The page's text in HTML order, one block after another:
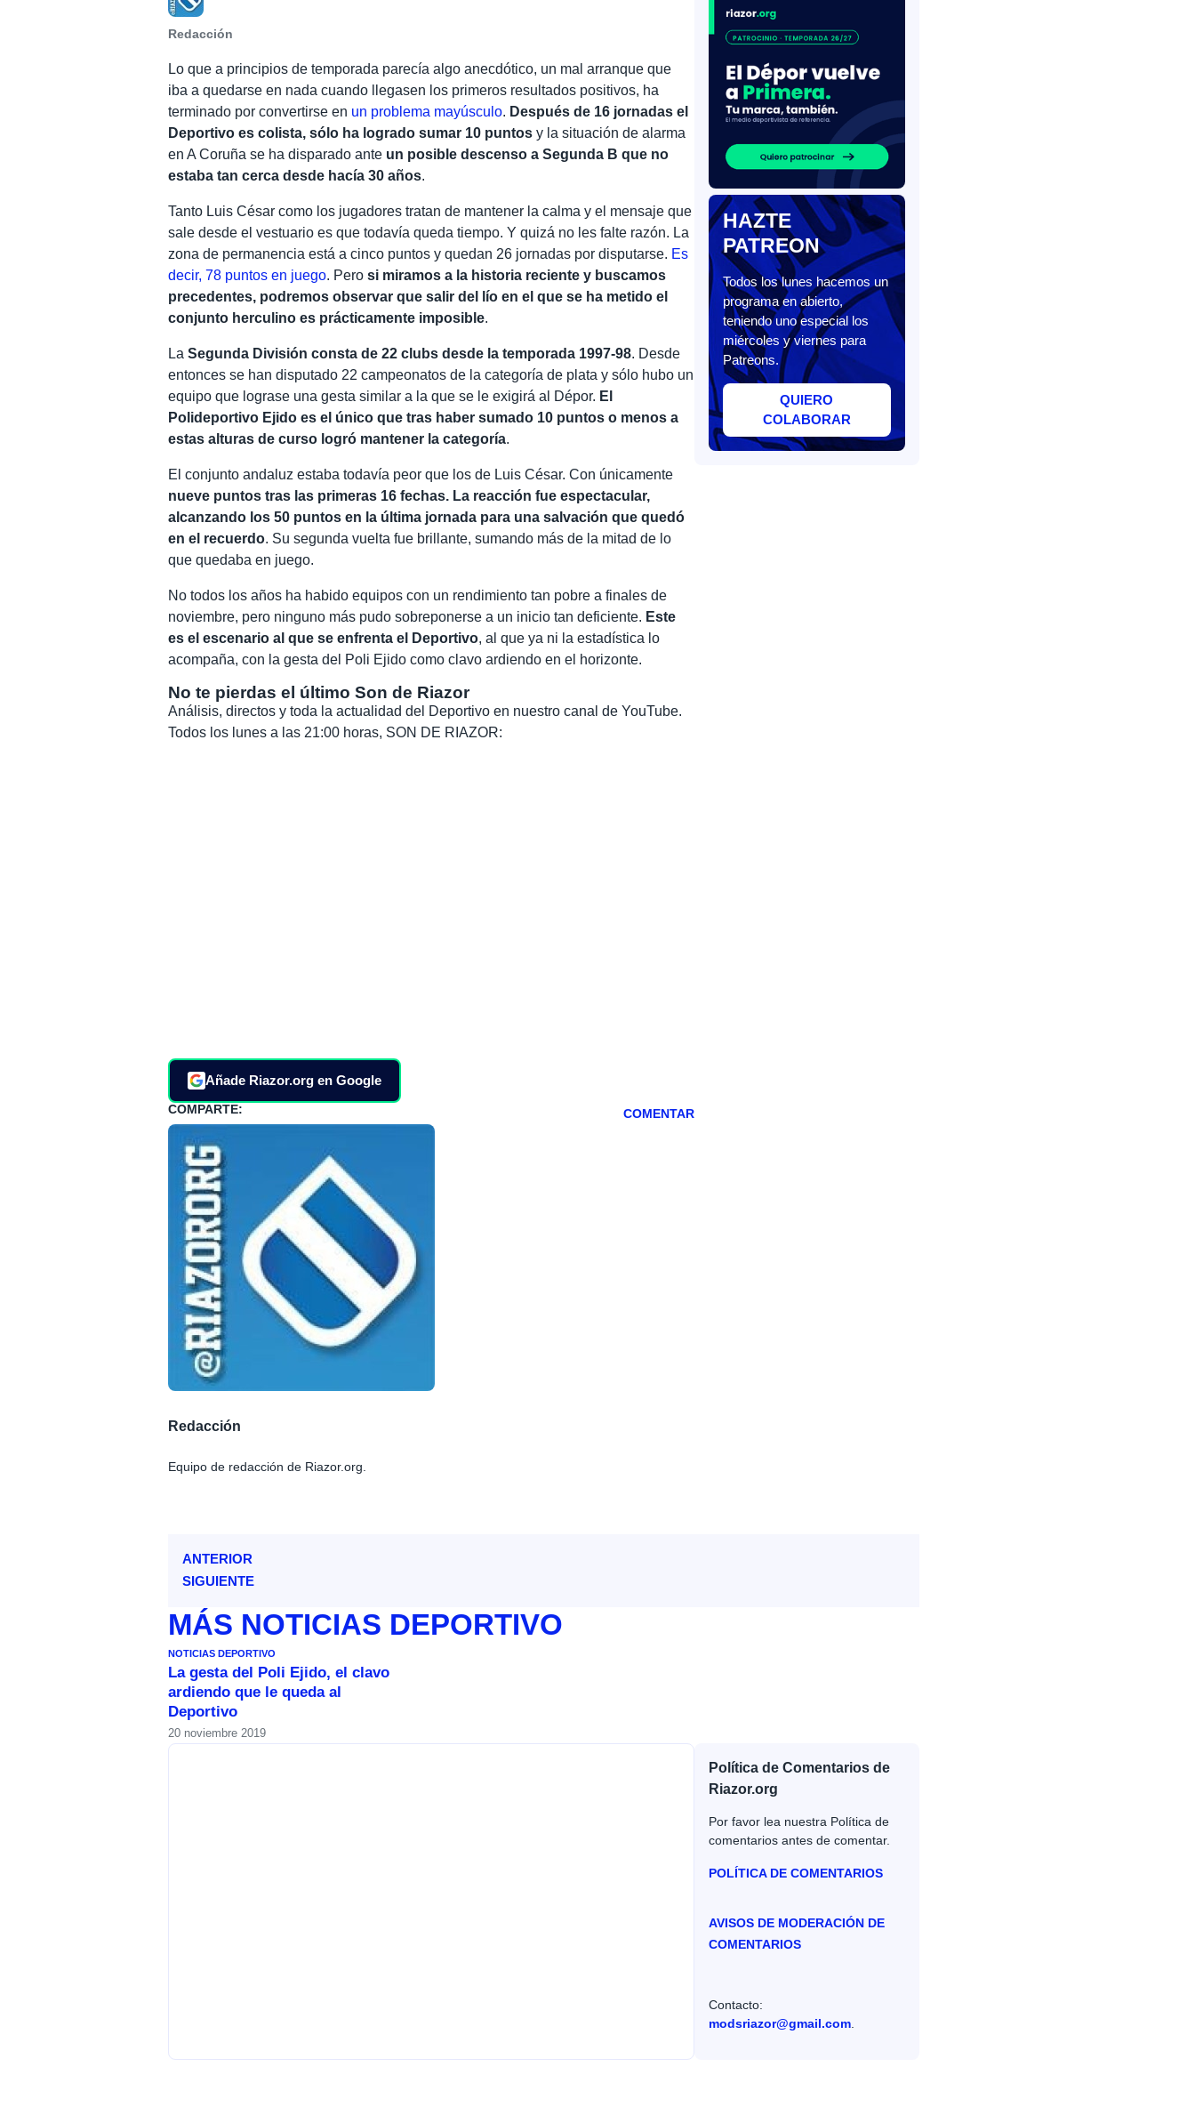
Redacción
Lo que a principios de temporada parecía algo anecdótico, un mal arranque que
iba a quedarse en nada cuando llegasen los primeros resultados positivos, ha
terminado por convertirse en un problema mayúsculo. Después de 16 jornadas el
Deportivo es colista, sólo ha logrado sumar 10 puntos y la situación de alarma
en A Coruña se ha disparado ante un posible descenso a Segunda B que no
estaba tan cerca desde hacía 30 años.
Tanto Luis César como los jugadores tratan de mantener la calma y el mensaje que
sale desde el vestuario es que todavía queda tiempo. Y quizá no les falte razón. La
zona de permanencia está a cinco puntos y quedan 26 jornadas por disputarse. Es
decir, 78 puntos en juego. Perosi miramos a la historia reciente y buscamos
precedentes, podremos observar que salir del lío en el que se ha metido el
conjunto herculino es prácticamente imposible.
LaSegunda División consta de 22 clubs desde la temporada 1997-98. Desde
entonces se han disputado 22 campeonatos de la categoría de plata y sólo hubo un
equipo que lograse una gesta similar a la que se le exigirá al Dépor. El
Polideportivo Ejido es el único que tras haber sumado 10 puntos o menos a
estas alturas de curso logró mantener la categoría.
El conjunto andaluz estaba todavía peor que los de Luis César. Con únicamente
nueve puntos tras las primeras 16 fechas. La reacción fue espectacular,
alcanzando los 50 puntos en la última jornada para una salvación que quedó
en el recuerdo. Su segunda vuelta fue brillante, sumando más de la mitad de lo
que quedaba en juego.
No todos los años ha habido equipos con un rendimiento tan pobre a finales de
noviembre, pero ninguno más pudo sobreponerse a un inicio tan deficiente. Este
es el escenario al que se enfrenta el Deportivo, al que ya ni la estadística lo
acompaña, con la gesta del Poli Ejido como clavo ardiendo en el horizonte.
No te pierdas el último Son de Riazor
Análisis, directos y toda la actualidad del Deportivo en nuestro canal de YouTube.
Todos los lunes a las 21:00 horas, SON DE RIAZOR:
Añade Riazor.org en Google
COMPARTE: COMENTAR
Redacción
Equipo de redacción de Riazor.org.
HAZTE
PATREON
Todos los lunes hacemos un
programa en abierto,
teniendo uno especial los
miércoles y viernes para
Patreons.
QUIERO
COLABORAR
ANTERIOR
SIGUIENTE
MÁS NOTICIAS DEPORTIVO
NOTICIAS DEPORTIVO
La gesta del Poli Ejido, el clavo
ardiendo que le queda al
Deportivo
20 noviembre 2019
Política de Comentarios de
Riazor.org
Por favor lea nuestra Política de
comentarios antes de comentar.
POLÍTICA DE COMENTARIOS
AVISOS DE MODERACIÓN DE
COMENTARIOS
Contacto:
modsriazor@gmail.com.